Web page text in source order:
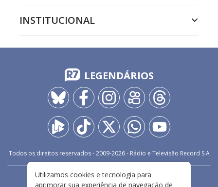
INSTITUCIONAL
LEGENDÁRIOS
Todos os direitos reservados - 2009-2026- Rádio e Televisão Record S.A
FALE CONOSCO PRIVACIDADE
Utilizamos cookies e tecnologia para
aprimorar sua experiência de navegação de